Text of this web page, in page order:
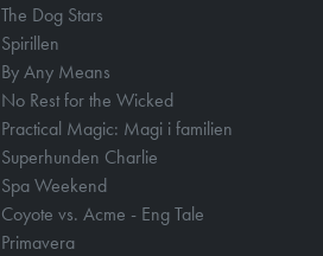
The Dog Stars
Spirillen
By Any Means
No Rest for the Wicked
Practical Magic: Magi i familien
Superhunden Charlie
Spa Weekend
Coyote vs. Acme - Eng Tale
Primavera